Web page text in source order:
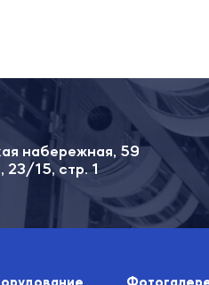
набережная, 59
23/15, стр. 1